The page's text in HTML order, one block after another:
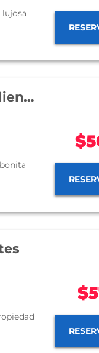
lujosa
Hotel Quality Inn Aguascalientes